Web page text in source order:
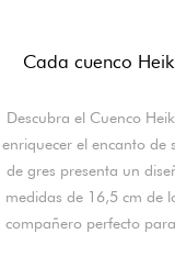
Cada cuenco
Descubra el Cuenco
enriquecer el encanto de
de gres presenta un
medidas de 16,5 cm de
compañero perfecto